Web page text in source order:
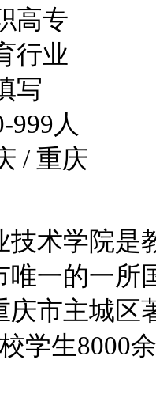
高专
行业
写
999人
/ 重庆
技术学院是
唯一的一所
庆市主城区
学生8000